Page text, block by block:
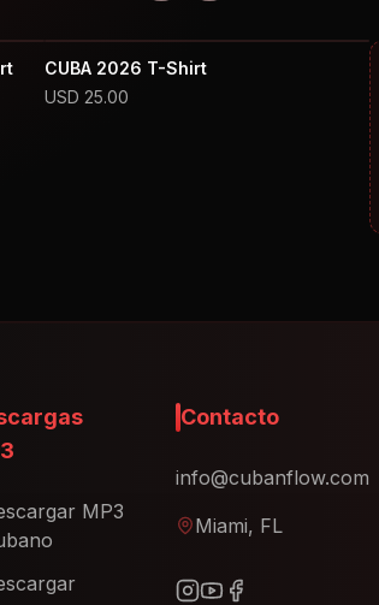
CUBA 2026 T-Shirt
USD 25.00
MP3
Contacto
info@cubanflow.com
Miami, FL